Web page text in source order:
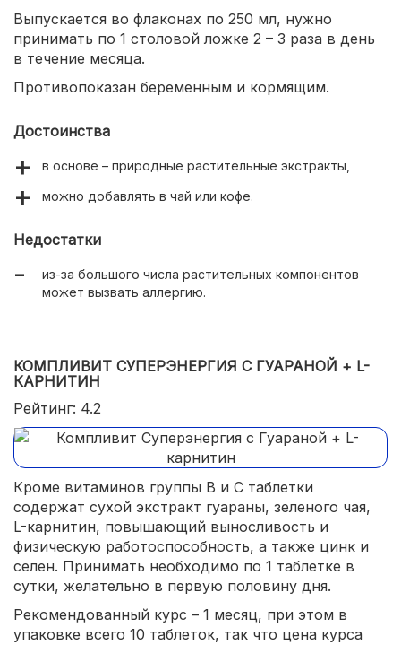
Выпускается во флаконах по 250 мл, нужно
принимать по 1 столовой ложке 2 – 3 раза в день
в течение месяца.
Противопоказан беременным и кормящим.
Достоинства
в основе – природные растительные экстракты,
можно добавлять в чай или кофе.
Недостатки
из-за большого числа растительных компонентов
может вызвать аллергию.
КОМПЛИВИТ СУПЕРЭНЕРГИЯ С ГУАРАНОЙ + L-
КАРНИТИН
Рейтинг: 4.2
Кроме витаминов группы В и С таблетки
содержат сухой экстракт гуараны, зеленого чая,
L-карнитин, повышающий выносливость и
физическую работоспособность, а также цинк и
селен. Принимать необходимо по 1 таблетке в
сутки, желательно в первую половину дня.
Рекомендованный курс – 1 месяц, при этом в
упаковке всего 10 таблеток, так что цена курса